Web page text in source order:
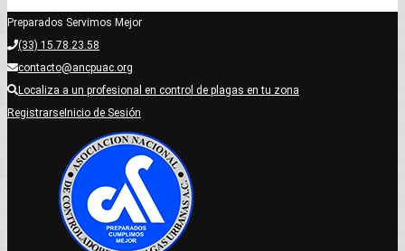
Preparados Servimos Mejor
(33) 15.78.23.58
contacto@ancpuac.org
Localiza a un profesional en control de plagas en tu zona
RegistrarseInicio de Sesión